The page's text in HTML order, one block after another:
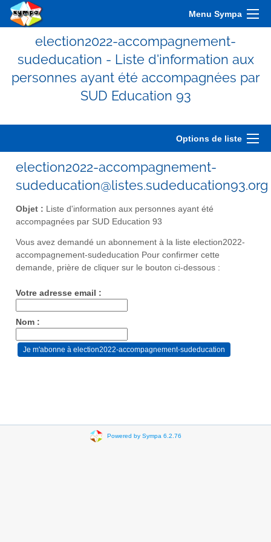
Menu Sympa
election2022-accompagnement-
sudeducation - Liste d'information aux
personnes ayant été accompagnées par
SUD Education 93
Options de liste
election2022-accompagnement-
sudeducation@listes.sudeducation93.org
Objet : Liste d'information aux personnes ayant été
accompagnées par SUD Education 93
Vous avez demandé un abonnement à la liste election2022-
accompagnement-sudeducation Pour confirmer cette
demande, prière de cliquer sur le bouton ci-dessous :
Votre adresse email :
Nom :
Powered by Sympa 6.2.76